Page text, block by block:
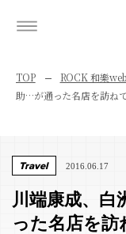
TOP ROCK 和樂web
助…が通った名店を訪ね
Travel 2016.06.17
川端康成、
った名店を訪